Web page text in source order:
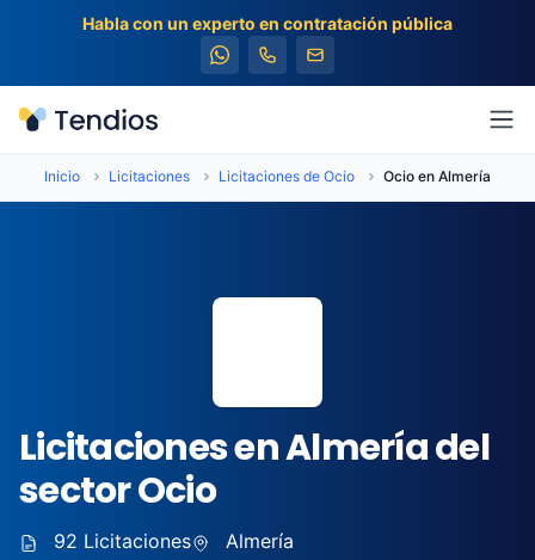
Habla con un experto en contratación pública
Tendios
Inicio Licitaciones Licitaciones de Ocio Ocio en Almería
Licitaciones en Almería del
sector Ocio
92 Licitaciones
Almería